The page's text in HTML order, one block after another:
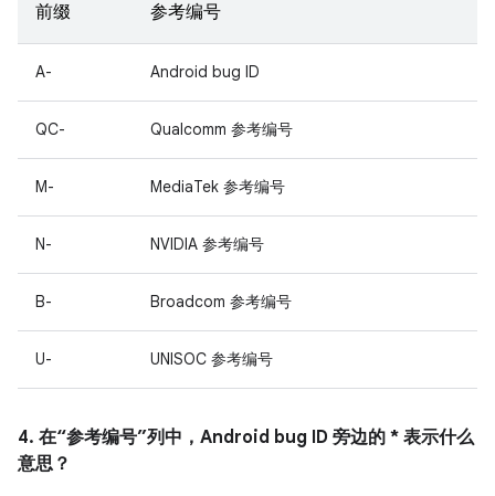
前缀 参考编号
A- Android bug ID
QC- Qualcomm 参考编号
M- MediaTek 参考编号
N- NVIDIA 参考编号
B- Broadcom 参考编号
U- UNISOC 参考编号
4. 在“参考编号”列中，Android bug ID 旁边的 * 表示什么
意思？